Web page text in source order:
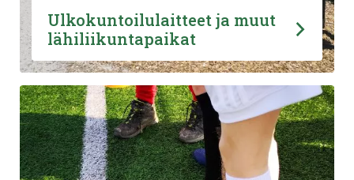
Ulkokuntoilulaitteet ja muut
lähiliikuntapaikat